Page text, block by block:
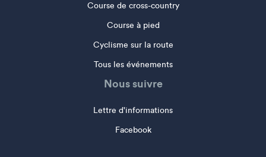
Course de cross-country
Course à pied
Cyclisme sur la route
Tous les événements
Nous suivre
Lettre d'informations
Facebook